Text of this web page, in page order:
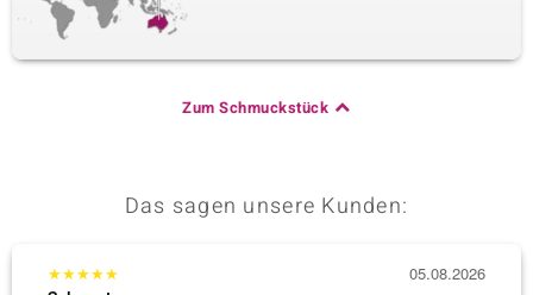
Zum Schmuckstück
Das sagen unsere Kunden:
★★★★★
05.08.2026